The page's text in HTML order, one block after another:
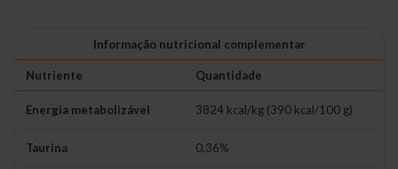
Informação nutricional complementar
Nutriente Quantidade
Energia metabolizável 3824 kcal/kg (390 kcal/100 g)
Taurina 0,36%